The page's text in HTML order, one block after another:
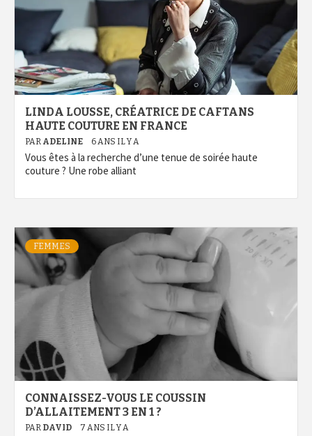
LINDA LOUSSE, CRÉATRICE DE CAFTANS
HAUTE COUTURE EN FRANCE
PAR ADELINE 6 ANS IL Y A
Vous êtes à la recherche d’une tenue de soirée haute
couture ? Une robe alliant
FEMMES
CONNAISSEZ-VOUS LE COUSSIN
D’ALLAITEMENT 3 EN 1 ?
PAR DAVID 7 ANS IL Y A